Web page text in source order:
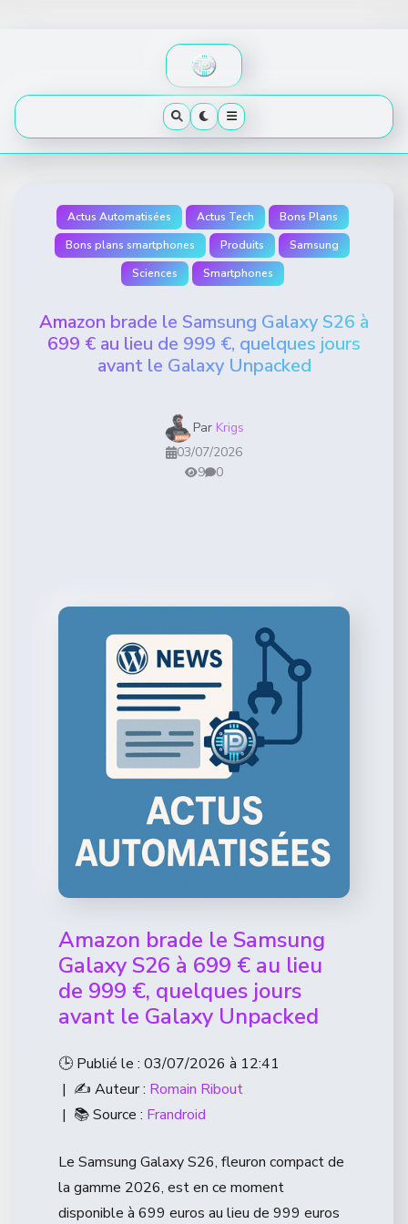
Actus Automatisées Actus Tech
Bons Plans
Bons plans smartphones
Produits
Samsung
Sciences
Smartphones
Amazon brade le Samsung Galaxy S26 à
699 € au lieu de 999 €, quelques jours
avant le Galaxy Unpacked
Par Krigs
03/07/2026
9
0
Amazon brade le Samsung
Galaxy S26 à 699 € au lieu
de 999 €, quelques jours
avant le Galaxy Unpacked
🕒 Publié le : 03/07/2026 à 12:41
| ✍️ Auteur : Romain Ribout
| 📚 Source : Frandroid
Le Samsung Galaxy S26, fleuron compact de
la gamme 2026, est en ce moment
disponible à 699 euros au lieu de 999 euros